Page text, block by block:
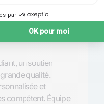
et résultats
un soutien
qualité.
et
compétent. Équipe